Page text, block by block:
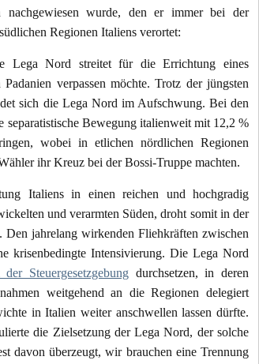
nachgewiesen wurde, den er immer bei der
Regionen Italiens verortet:
Lega Nord streitet für die Errichtung eines
verpassen möchte. Trotz der jüngsten
sich die Lega Nord im Aufschwung. Bei den
separatistische Bewegung italienweit mit 12,2 %
wobei in etlichen nördlichen Regionen
ihr Kreuz bei der Bossi-Truppe machten.
Italiens in einen reichen und hochgradig
und verarmten Süden, droht somit in der
jahrelang wirkenden Fliehkräften zwischen
krisenbedingte Intensivierung. Die Lega Nord
der Steuergesetzgebung durchsetzen, in deren
weitgehend an die Regionen delegiert
in Italien weiter anschwellen lassen dürfte.
die Zielsetzung der Lega Nord, der solche
davon überzeugt, wir brauchen eine Trennung